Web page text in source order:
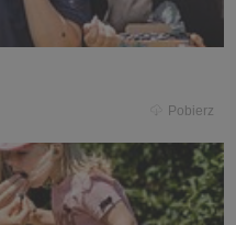
Pobierz